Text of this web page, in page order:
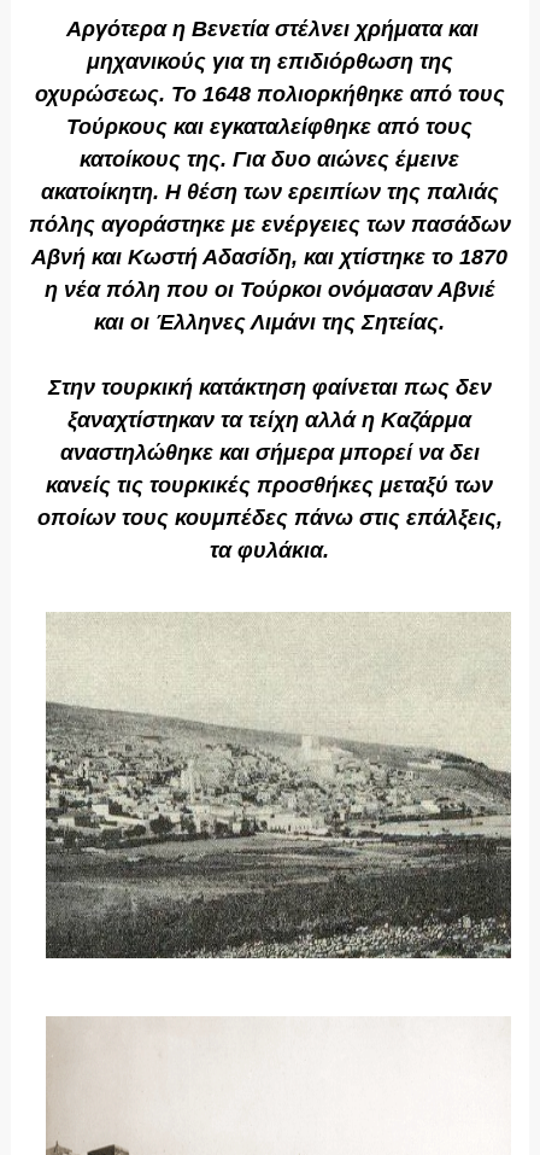
Αργότερα η Βενετία στέλνει χρήματα και
μηχανικούς για τη επιδιόρθωση της
οχυρώσεως. Το 1648 πολιορκήθηκε από τους
Τούρκους και εγκαταλείφθηκε από τους
κατοίκους της. Για δυο αιώνες έμεινε
ακατοίκητη. Η θέση των ερειπίων της παλιάς
πόλης αγοράστηκε με ενέργειες των πασάδων
Αβνή και Κωστή Αδασίδη, και χτίστηκε το 1870
η νέα πόλη που οι Τούρκοι ονόμασαν Αβνιέ
και οι Έλληνες Λιμάνι της Σητείας.
Στην τουρκική κατάκτηση φαίνεται πως δεν
ξαναχτίστηκαν τα τείχη αλλά η Καζάρμα
αναστηλώθηκε και σήμερα μπορεί να δει
κανείς τις τουρκικές προσθήκες μεταξύ των
οποίων τους κουμπέδες πάνω στις επάλξεις,
τα φυλάκια.